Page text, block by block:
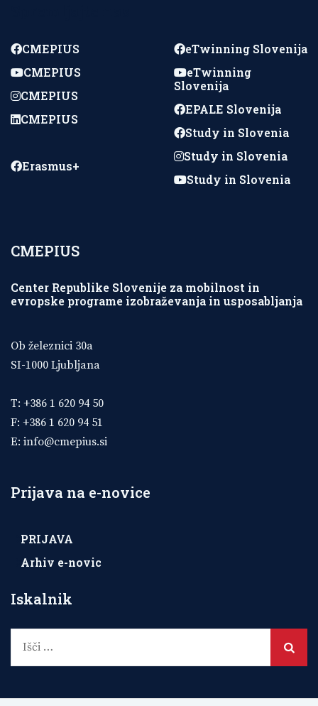
CMEPIUS
CMEPIUS
CMEPIUS
CMEPIUS
Erasmus+
eTwinning Slovenija
eTwinning
Slovenija
EPALE Slovenija
Study in Slovenia
Study in Slovenia
Study in Slovenia
CMEPIUS
Center Republike Slovenije za mobilnost in
evropske programe izobraževanja in usposabljanja
Ob železnici 30a
SI-1000 Ljubljana
T: +386 1 620 94 50
F: +386 1 620 94 51
E: info@cmepius.si
Prijava na e-novice
PRIJAVA
Arhiv e-novic
Iskalnik